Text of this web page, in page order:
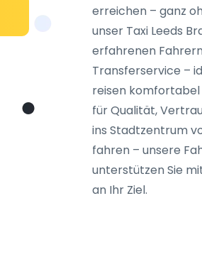
erreichen – ganz
unser Taxi Leeds
erfahrenen
Transferservice –
reisen komfortabel
für Qualität,
ins Stadtzentrum
fahren – unsere
unterstützen Sie
an Ihr Ziel.